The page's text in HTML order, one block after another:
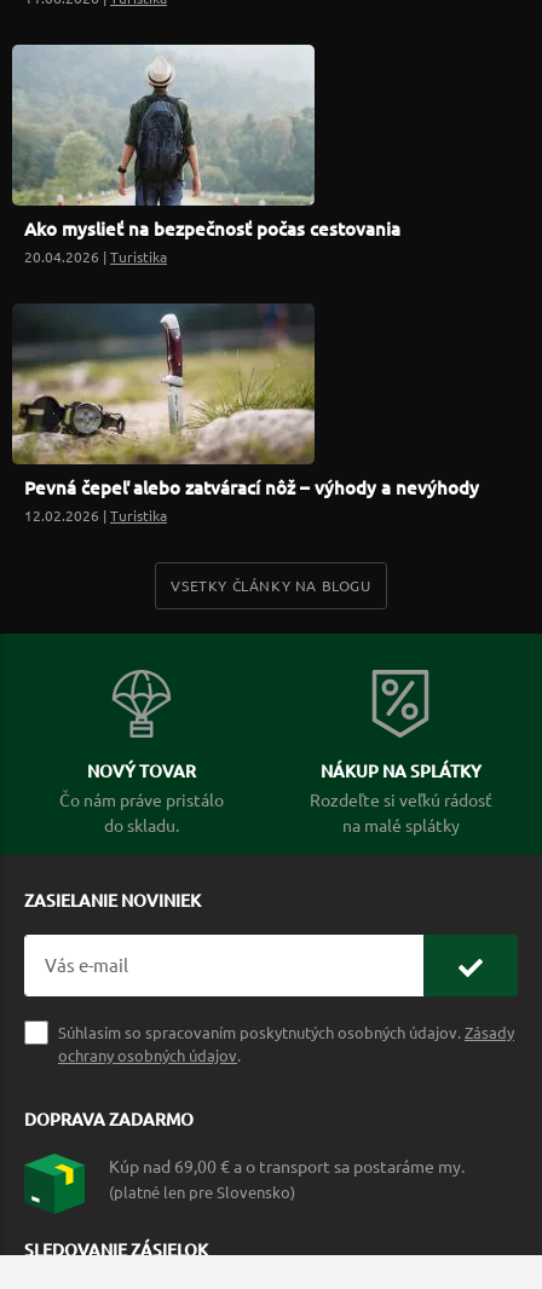
Ako myslieť na bezpečnosť počas cestovania
20.04.2026 |Turistika
Pevná čepeľ alebo zatvárací nôž – výhody a nevýhody
12.02.2026 |Turistika
VSETKY ČLÁNKY NA BLOGU
NOVÝ TOVAR
Čo nám práve pristálo
do skladu.
NÁKUP NA SPLÁTKY
Rozdeľte si veľkú rádosť
na malé splátky
ZASIELANIE NOVINIEK
Súhlasím so spracovaním poskytnutých osobných údajov.Zásady
ochrany osobných údajov.
DOPRAVA ZADARMO
Kúp nad 69,00 € a o transport sa postaráme my.
(platné len pre Slovensko)
SLEDOVANIE ZÁSIELOK